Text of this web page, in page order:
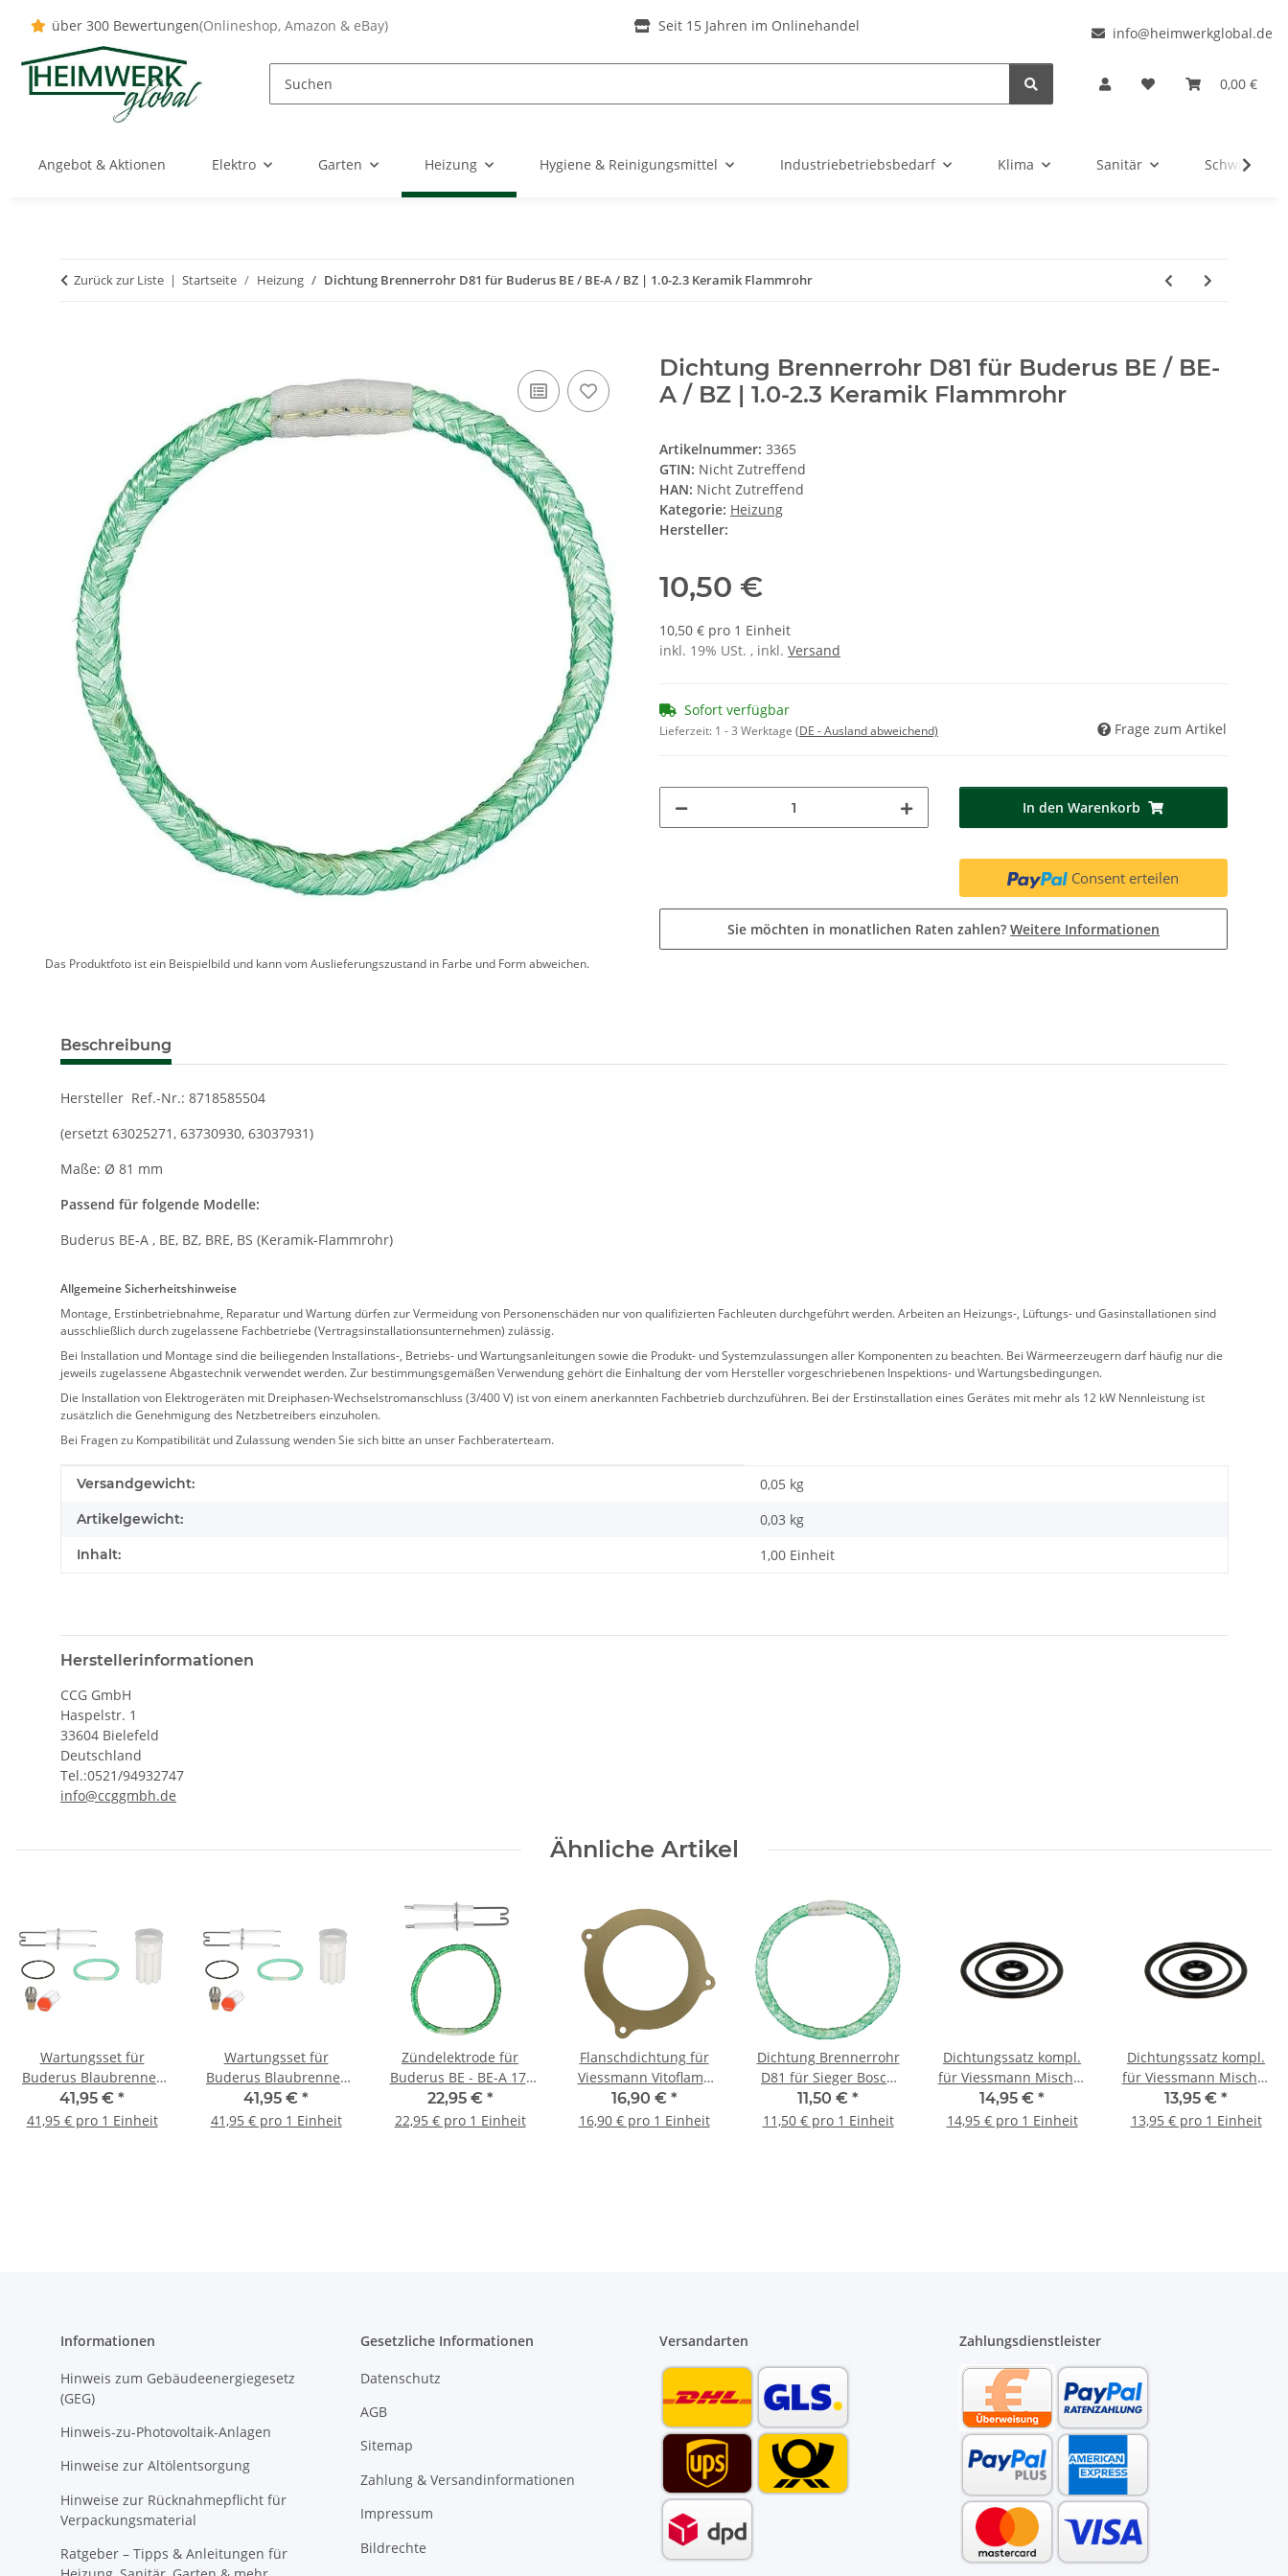
über 300 Bewertungen(Onlineshop, Amazon & eBay) Seit 15 Jahren im Onlinehandel info@heimwerkglobal.de
0,00 €
Angebot & Aktionen Elektro Garten Heizung Hygiene & Reinigungsmittel Industriebetriebsbedarf Klima Sanitär
Zurück zur Liste Startseite Heizung Dichtung Brennerrohr D81 für Buderus BE / BE-A / BZ | 1.0-2.3 Keramik Flammrohr
Das Produktfoto ist ein Beispielbild und kann vom Auslieferungszustand in Farbe und Form abweichen.
Dichtung Brennerrohr D81 für Buderus BE / BE-
A / BZ | 1.0-2.3 Keramik Flammrohr
Artikelnummer: 3365
GTIN: Nicht Zutreffend
HAN: Nicht Zutreffend
Kategorie: Heizung
Hersteller:
10,50 €
10,50 € pro 1 Einheit
inkl. 19% USt. , inkl. Versand
Sofort verfügbar
Lieferzeit: 1 - 3 Werktage (DE - Ausland abweichend) Frage zum Artikel
In den Warenkorb
Consent erteilen
Sie möchten in monatlichen Raten zahlen? Weitere Informationen
Beschreibung
Hersteller Ref.-Nr.: 8718585504
(ersetzt 63025271, 63730930, 63037931)
Maße: Ø 81 mm
Passend für folgende Modelle:
Buderus BE-A , BE, BZ, BRE, BS (Keramik-Flammrohr)
Allgemeine Sicherheitshinweise
Montage, Erstinbetriebnahme, Reparatur und Wartung dürfen zur Vermeidung von Personenschäden nur von qualifizierten Fachleuten durchgeführt werden. Arbeiten an Heizungs-, Lüftungs- und Gasinstallationen sind
ausschließlich durch zugelassene Fachbetriebe (Vertragsinstallationsunternehmen) zulässig.
Bei Installation und Montage sind die beiliegenden Installations-, Betriebs- und Wartungsanleitungen sowie die Produkt- und Systemzulassungen aller Komponenten zu beachten. Bei Wärmeerzeugern darf häufig nur die
jeweils zugelassene Abgastechnik verwendet werden. Zur bestimmungsgemäßen Verwendung gehört die Einhaltung der vom Hersteller vorgeschriebenen Inspektions- und Wartungsbedingungen.
Die Installation von Elektrogeräten mit Dreiphasen-Wechselstromanschluss (3/400 V) ist von einem anerkannten Fachbetrieb durchzuführen. Bei der Erstinstallation eines Gerätes mit mehr als 12 kW Nennleistung ist
zusätzlich die Genehmigung des Netzbetreibers einzuholen.
Bei Fragen zu Kompatibilität und Zulassung wenden Sie sich bitte an unser Fachberaterteam.
Produkteigenschaft
Wert
Versandgewicht: 0,05 kg
Artikelgewicht: 0,03 kg
Inhalt: 1,00 Einheit
Herstellerinformationen
CCG GmbH
Haspelstr. 1
33604 Bielefeld
Deutschland
Tel.:0521/94932747
info@ccggmbh.de
Ähnliche Artikel
Wartungsset für
Buderus Blaubrenner
Ölbrenner BE 1.1 und
1.2 bis 21 kW
41,95 € *
41,95 € pro 1 Einheit
Wartungsset für
Buderus Blaubrenner
Ölbrenner BE 1.1 und
1.2 bis 17 kW
41,95 € *
41,95 € pro 1 Einheit
Zündelektrode für
Buderus BE - BE-A 17-
34 kW inkl.
Brennrohrdichtung D81
22,95 € *
22,95 € pro 1 Einheit
Flanschdichtung für
Viessmann Vitoflame
200 Beipack Dichtung |
Ref.-Nr. 7218504
16,90 € *
16,90 € pro 1 Einheit
Dichtung Brennerrohr
D81 für Sieger Bosch
BE / BE-A / BZ | 1.0-2.3
Keramikrohr
11,50 € *
11,50 € pro 1 Einheit
Dichtungssatz kompl.
für Viessmann Mischer
NW32 / DN32
Heizungsmischer |
14,95 € *
14,95 € pro 1 Einheit
Dichtungssatz kompl.
für Viessmann Mischer
NW25 / DN25
Heizungsmischer |
13,95 € *
13,95 € pro 1 Einheit
Informationen
Hinweis zum Gebäudeenergiegesetz
(GEG)
Hinweis-zu-Photovoltaik-Anlagen
Hinweise zur Altölentsorgung
Hinweise zur Rücknahmepflicht für
Verpackungsmaterial
Ratgeber – Tipps & Anleitungen für
Gesetzliche Informationen
Datenschutz
AGB
Sitemap
Zahlung & Versandinformationen
Impressum
Bildrechte
Versandarten Zahlungsdienstleister